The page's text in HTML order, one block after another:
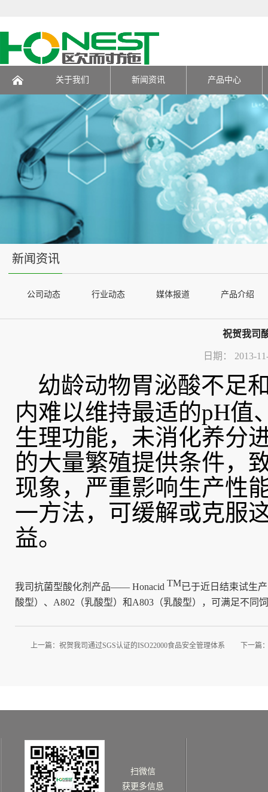
关于我们 新闻资讯 产品中心
新闻资讯
公司动态 行业动态 媒体报道 产品介绍
祝贺我司
日期： 2013-
幼龄动物胃泌酸不足
内难以维持最适的pH值
生理功能，未消化养分
的大量繁殖提供条件，
现象，严重影响生产性
一方法，可缓解或克服
益。
我司抗菌型酸化剂产品—— Honacid TM已于近日结束试生
酸型）、A802（乳酸型）和A803（乳酸型），可满足不同
上一篇： 祝贺我司通过SGS认证的ISO22000食品安全管理体系 下一篇
扫微信
获更多信息